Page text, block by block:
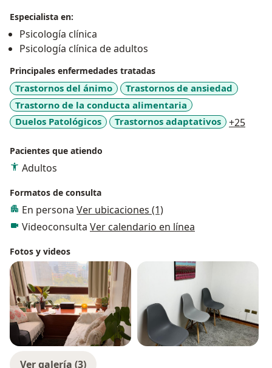
Especialista en:
Psicología clínica
Psicología clínica de adultos
Principales enfermedades tratadas
Trastornos del ánimo
Trastornos de ansiedad
Trastorno de la conducta alimentaria
Duelos Patológicos
Trastornos adaptativos +25
Pacientes que atiendo
Adultos
Formatos de consulta
En persona Ver ubicaciones (1)
Videoconsulta Ver calendario en línea
Fotos y videos
Ver galería (3)